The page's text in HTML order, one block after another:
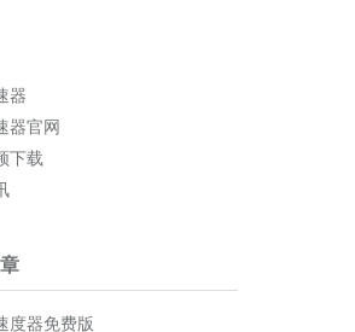
器
器官网
下载
度器免费版